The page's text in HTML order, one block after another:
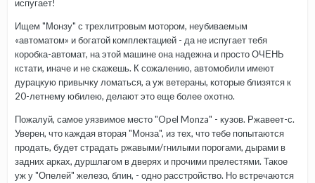
испугает!
Ищем "Монзу" с трехлитровым мотором, неубиваемым
«автоматом» и богатой комплектацией - да не испугает тебя
коробка-автомат, на этой машине она надежна и просто ОЧЕНЬ
кстати, иначе и не скажешь. К сожалению, автомобили имеют
дурацкую привычку ломаться, а уж ветераны, которые близятся к
20-летнему юбилею, делают это еще более охотно.
Пожалуй, самое уязвимое место "Opel Monza" - кузов. Ржавеет-с.
Уверен, что каждая вторая "Монза", из тех, что тебе попытаются
продать, будет страдать ржавыми/гнилыми порогами, дырами в
задних арках, дуршлагом в дверях и прочими прелестями. Такое
уж у "Опелей" железо, блин, - одно расстройство. Но встречаются